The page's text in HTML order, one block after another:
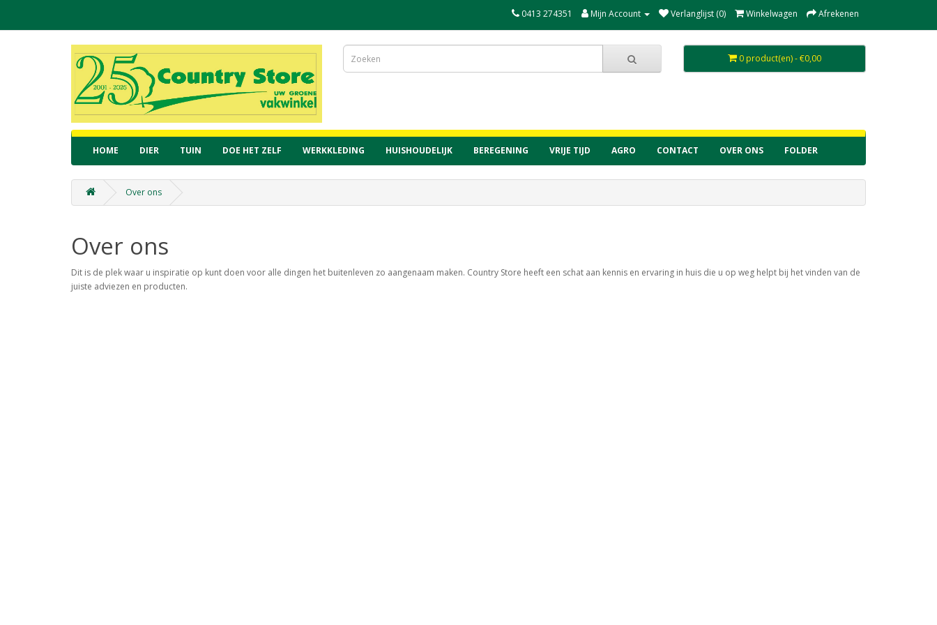
0413 274351 Mijn Account Verlanglijst (0) Winkelwagen Afrekenen
0 product(en) - €0,00
HOME DIER TUIN DOE HET ZELF WERKKLEDING HUISHOUDELIJK BEREGENING VRIJE TIJD AGRO CONTACT OVER ONS FOLDER
Over ons
Over ons
Dit is de plek waar u inspiratie op kunt doen voor alle dingen het buitenleven zo aangenaam maken. Country Store heeft een schat aan kennis en ervaring in huis die u op weg helpt bij het vinden van de
juiste adviezen en producten.